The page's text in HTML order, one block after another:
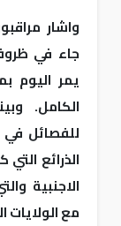
واشار
يمر اليوم
الكامل.
للفصائل
الذرائع
الاجنبية
مع الولايات